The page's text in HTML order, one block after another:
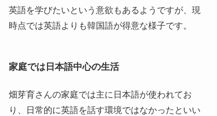
英語を学びたいという意欲もあるようですが、現
時点では英語よりも韓国語が得意な様子です。
家庭では日本語中心の生活
畑芽育さんの家庭では主に日本語が使われてお
り、日常的に英語を話す環境ではなかったといい